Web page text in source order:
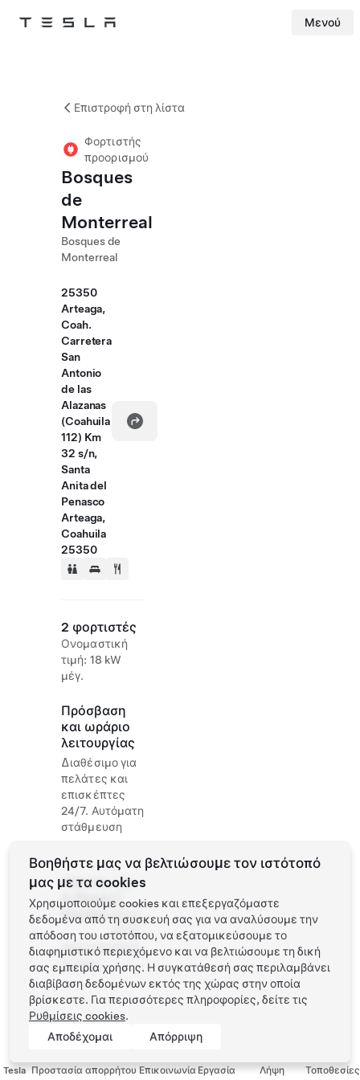
Tesla Μενού
Επιστροφή στη λίστα
Φορτιστής
προορισμού
Bosques
de
Monterreal
Bosques de
Monterreal
25350
Arteaga,
Coah.
Carretera
San
Antonio
de las
Alazanas
(Coahuila
112) Km
32 s/n,
Santa
Anita del
Penasco
Arteaga,
Coahuila
25350
2 φορτιστές
Ονομαστική
τιμή: 18 kW
μέγ.
Πρόσβαση
και ωράριο
λειτουργίας
Διαθέσιμο για
πελάτες και
επισκέπτες
24/7. Αυτόματη
στάθμευση
Website
& Phone
Number
+52
81
8333
8430
http://monterre
al.com/
Tesla Προστασία απορρήτου Επικοινωνία Εργασία Λήψη Τοποθεσίες
Βοηθήστε μας να βελτιώσουμε τον ιστότοπό
μας με τα cookies
Χρησιμοποιούμε cookies και επεξεργαζόμαστε
δεδομένα από τη συσκευή σας για να αναλύσουμε την
απόδοση του ιστοτόπου, να εξατομικεύσουμε το
διαφημιστικό περιεχόμενο και να βελτιώσουμε τη δική
σας εμπειρία χρήσης. Η συγκατάθεσή σας περιλαμβάνει
διαβίβαση δεδομένων εκτός της χώρας στην οποία
βρίσκεστε. Για περισσότερες πληροφορίες, δείτε τις
Ρυθμίσεις cookies.
Αποδέχομαι
Απόρριψη